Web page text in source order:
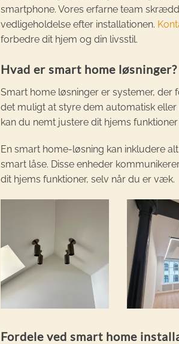
smartphone. Vores erfarne team
vedligeholdelse efter installationen.
forbedre dit hjem og din livsstil.
Hvad er smart home løsninger?
Smart home løsninger er systemer,
det muligt at styre dem automatisk
kan du nemt justere dit hjems
En smart home-løsning kan inkludere
smart låse. Disse enheder
dit hjems funktioner, selv når du er væk.
Fordele ved smart home